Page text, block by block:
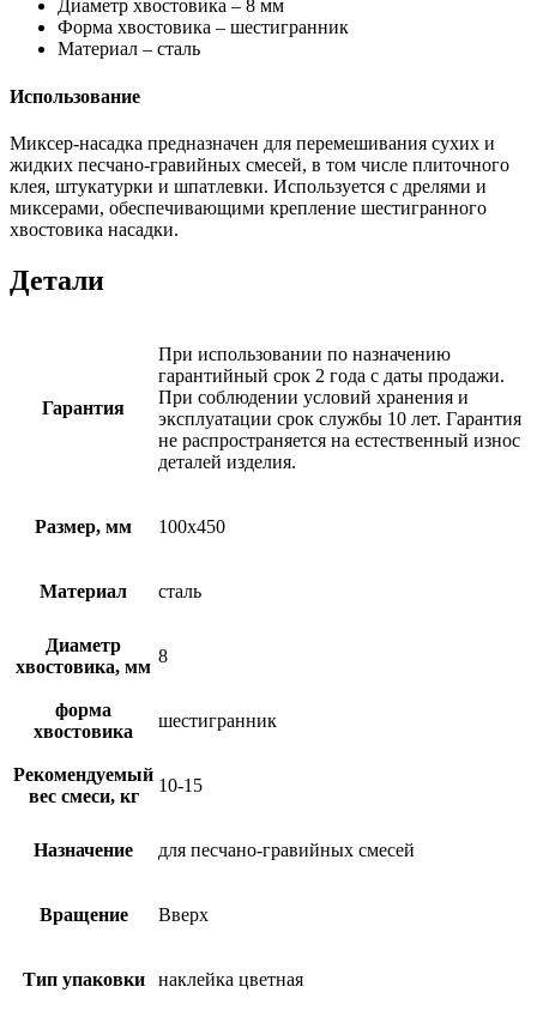
Диаметр хвостовика – 8 мм
Форма хвостовика – шестигранник
Материал – сталь
Использование
Миксер-насадка предназначен для перемешивания сухих и
жидких песчано-гравийных смесей, в том числе плиточного
клея, штукатурки и шпатлевки. Используется с дрелями и
миксерами, обеспечивающими крепление шестигранного
хвостовика насадки.
Детали
Гарантия
При использовании по назначению
гарантийный срок 2 года с даты продажи.
При соблюдении условий хранения и
эксплуатации срок службы 10 лет. Гарантия
не распространяется на естественный износ
деталей изделия.
Размер, мм 100х450
Материал сталь
Диаметр
хвостовика, мм
8
форма
хвостовика
шестигранник
Рекомендуемый
вес смеси, кг
10-15
Назначение для песчано-гравийных смесей
Вращение Вверх
Тип упаковки наклейка цветная